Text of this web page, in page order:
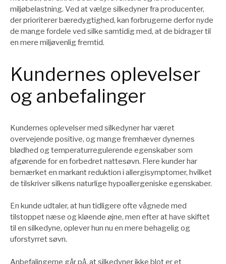
miljøbelastning. Ved at vælge silkedyner fra producenter,
der prioriterer bæredygtighed, kan forbrugerne derfor nyde
de mange fordele ved silke samtidig med, at de bidrager til
en mere miljøvenlig fremtid.
Kundernes oplevelser
og anbefalinger
Kundernes oplevelser med silkedyner har været
overvejende positive, og mange fremhæver dynernes
blødhed og temperaturregulerende egenskaber som
afgørende for en forbedret nattesøvn. Flere kunder har
bemærket en markant reduktion i allergisymptomer, hvilket
de tilskriver silkens naturlige hypoallergeniske egenskaber.
En kunde udtaler, at hun tidligere ofte vågnede med
tilstoppet næse og kløende øjne, men efter at have skiftet
til en silkedyne, oplever hun nu en mere behagelig og
uforstyrret søvn.
Anbefalingerne går på, at silkedyner ikke blot er et